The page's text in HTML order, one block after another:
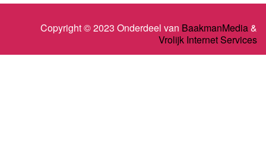
Copyright © 2023 Onderdeel van BaakmanMedia&
Vrolijk Internet Services